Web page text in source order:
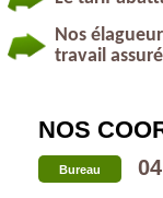
Nos
travail assuré
NOS
Bureau